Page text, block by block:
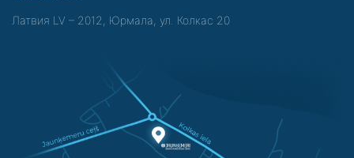
Латвия LV – 2012, Юрмала, ул. Колкас 20